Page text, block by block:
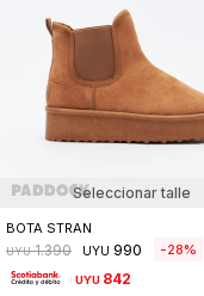
Seleccionar talle
BOTA STRAN
UYU 1.390 UYU 990 28
UYU 842